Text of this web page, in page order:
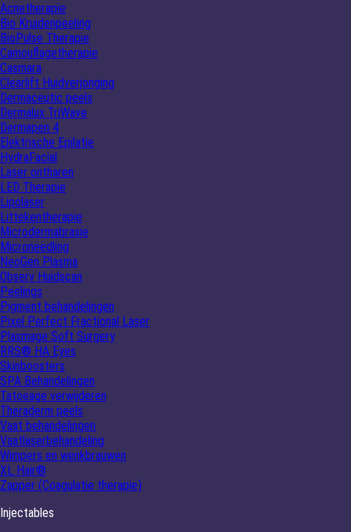
Acnetherapie
Bio Kruidenpeeling
BioPulse Therapie
Camouflagetherapie
Casmara
Clearlift Huidverjonging
Dermaceutic peels
Dermalux TriWave
Dermapen 4
Elektrische Epilatie
HydraFacial
Laser ontharen
LED Therapie
Lipolaser
Littekentherapie
Microdermabrasie
Microneedling
NeoGen Plasma
Observ Huidscan
Peelings
Pigment behandelingen
Pixel Perfect Fractional Laser
Plasmage Soft Surgery
RRS® HA Eyes
Skinboosters
SPA Behandelingen
Tatoeage verwijderen
Theraderm peels
Vaat behandelingen
Vaatlaserbehandeling
Wimpers en wenkbrauwen
XL Hair®
Zapper (Coagulatie therapie)
Injectables